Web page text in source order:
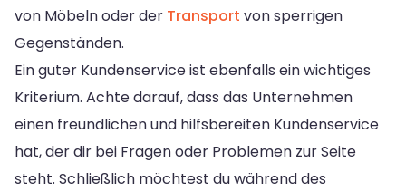
von Möbeln oder der Transport von sperrigen
Gegenständen.
Ein guter Kundenservice ist ebenfalls ein wichtiges
Kriterium. Achte darauf, dass das Unternehmen
einen freundlichen und hilfsbereiten Kundenservice
hat, der dir bei Fragen oder Problemen zur Seite
steht. Schließlich möchtest du während des